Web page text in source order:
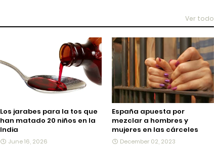
Ver todo
Los jarabes para la tos que
han matado 20 niños en la
India
June 16, 2026
España apuesta por
mezclar a hombres y
mujeres en las cárceles
December 02, 2023